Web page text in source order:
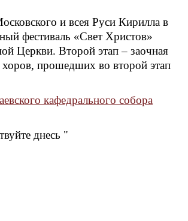
и всея Руси Кирилла в
фестиваль «Свет Христов»
Церкви. Второй этап – заочная
прошедших во второй этап
кафедрального собора
днесь "